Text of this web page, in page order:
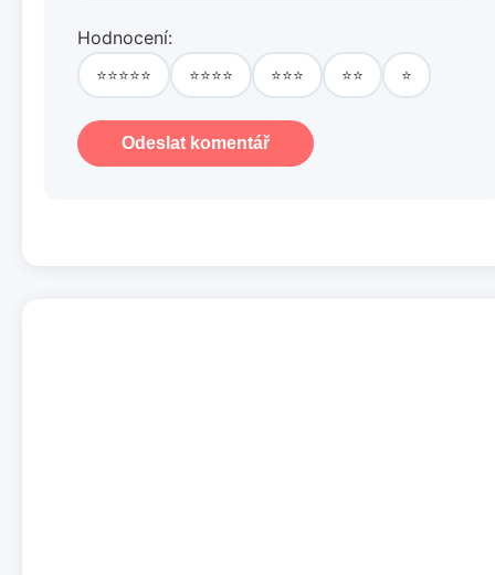
Hodnocení:
⭐⭐⭐⭐⭐ ⭐⭐⭐⭐ ⭐⭐⭐ ⭐⭐ ⭐
Odeslat komentář